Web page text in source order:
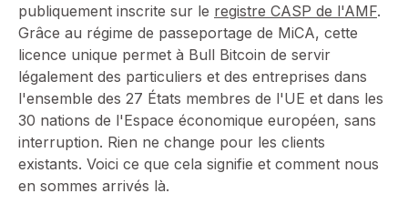
publiquement inscrite sur le registre CASP de l'AMF.
Grâce au régime de passeportage de MiCA, cette
licence unique permet à Bull Bitcoin de servir
légalement des particuliers et des entreprises dans
l'ensemble des 27 États membres de l'UE et dans les
30 nations de l'Espace économique européen, sans
interruption. Rien ne change pour les clients
existants. Voici ce que cela signifie et comment nous
en sommes arrivés là.